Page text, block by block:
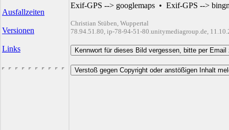
Ausfallzeiten
Versionen
Links
Exif-GPS --> googlemaps • Exif-GPS -->
Christian Stüben, Wuppertal
78.94.51.80, ip-78-94-51-80.unitymediagroup.de,